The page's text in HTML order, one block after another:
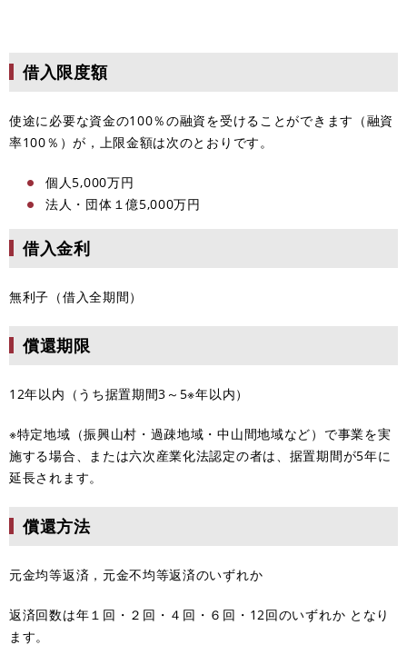
借入限度額
使途に必要な資金の100％の融資を受けることができます（融資
率100％）が，上限金額は次のとおりです。
個人5,000万円
法人・団体１億5,000万円
借入金利
無利子（借入全期間）
償還期限
12年以内（うち据置期間3～5※年以内）
※特定地域（振興山村・過疎地域・中山間地域など）で事業を実
施する場合、または六次産業化法認定の者は、据置期間が5年に
延長されます。
償還方法
元金均等返済，元金不均等返済のいずれか
返済回数は年１回・２回・４回・６回・12回のいずれか となり
ます。